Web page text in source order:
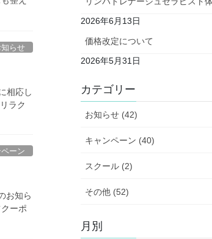
知らせ
相応し
ラク
ーン
お知ら
ーポ
2026年6月13日
価格改定について
2026年5月31日
カテゴリー
お知らせ (42)
キャンペーン (40)
スクール (2)
その他 (52)
月別